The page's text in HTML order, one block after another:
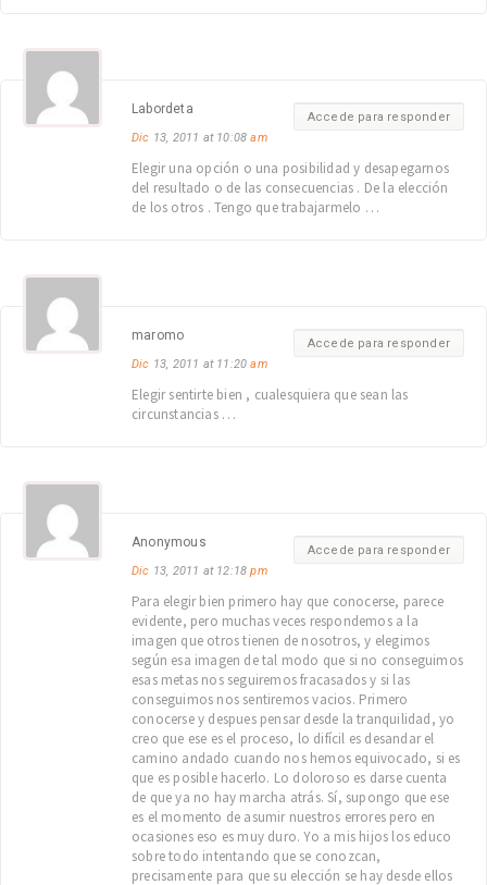
Accede para responder
Labordeta
Dic 13, 2011 at 10:08am
Elegir una opción o una posibilidad y desapegarnos
del resultado o de las consecuencias . De la elección
de los otros . Tengo que trabajarmelo …
Accede para responder
maromo
Dic 13, 2011 at 11:20am
Elegir sentirte bien , cualesquiera que sean las
circunstancias …
Accede para responder
Anonymous
Dic 13, 2011 at 12:18pm
Para elegir bien primero hay que conocerse, parece
evidente, pero muchas veces respondemos a la
imagen que otros tienen de nosotros, y elegimos
según esa imagen de tal modo que si no conseguimos
esas metas nos seguiremos fracasados y si las
conseguimos nos sentiremos vacios. Primero
conocerse y despues pensar desde la tranquilidad, yo
creo que ese es el proceso, lo difícil es desandar el
camino andado cuando nos hemos equivocado, si es
que es posible hacerlo. Lo doloroso es darse cuenta
de que ya no hay marcha atrás. Sí, supongo que ese
es el momento de asumir nuestros errores pero en
ocasiones eso es muy duro. Yo a mis hijos los educo
sobre todo intentando que se conozcan,
precisamente para que su elección se hay desde ellos